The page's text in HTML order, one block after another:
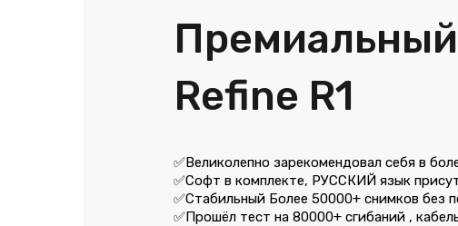
Refine R1
✅Великолепно зарекомендовал себя в
✅Софт в комплекте, РУССКИЙ язык
✅Стабильный Более 50000+ снимков без
✅Прошёл тест на 80000+ сгибаний ,